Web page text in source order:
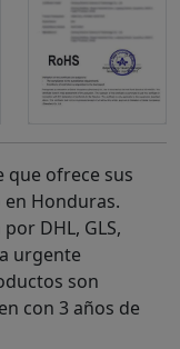
que ofrece sus
Honduras.
DHL, GLS,
urgente
son
con 3 años de